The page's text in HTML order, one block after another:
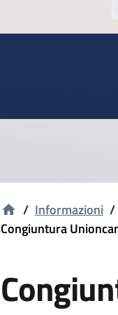
/ Informazioni /
Congiuntura